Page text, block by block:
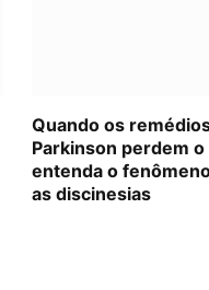
Quando os
Parkinson perdem
entenda o
as discinesias